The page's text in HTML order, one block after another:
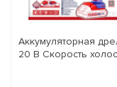
Аккумуляторная
20 В Скорость